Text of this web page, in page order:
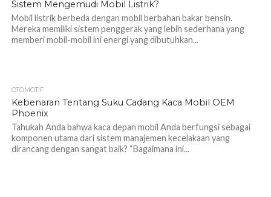
Sistem Mengemudi Mobil Listrik?
Mobil listrik berbeda dengan mobil berbahan bakar bensin.
Mereka memiliki sistem penggerak yang lebih sederhana yang
memberi mobil-mobil ini energi yang dibutuhkan...
OTOMOTIF
Kebenaran Tentang Suku Cadang Kaca Mobil OEM
Phoenix
Tahukah Anda bahwa kaca depan mobil Anda berfungsi sebagai
komponen utama dari sistem manajemen kecelakaan yang
dirancang dengan sangat baik? “Bagaimana ini...